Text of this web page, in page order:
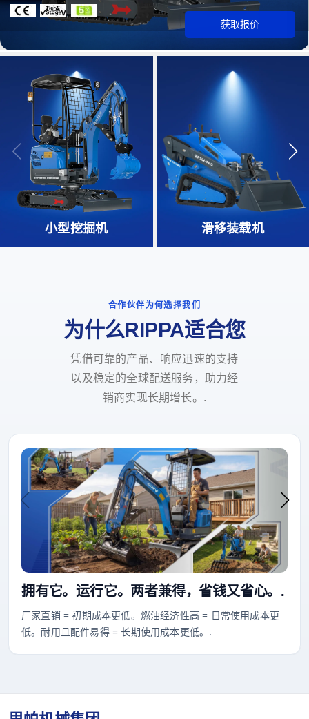
获取报价
小型挖掘机 滑移装载机
合作伙伴为何选择我们
为什么RIPPA适合您
凭借可靠的产品、响应迅速的支持
以及稳定的全球配送服务，助力经
销商实现长期增长。.
拥有它。运行它。两者兼得，省钱又省心。.
厂家直销 = 初期成本更低。燃油经济性高 = 日常使用成本更
低。耐用且配件易得 = 长期使用成本更低。.